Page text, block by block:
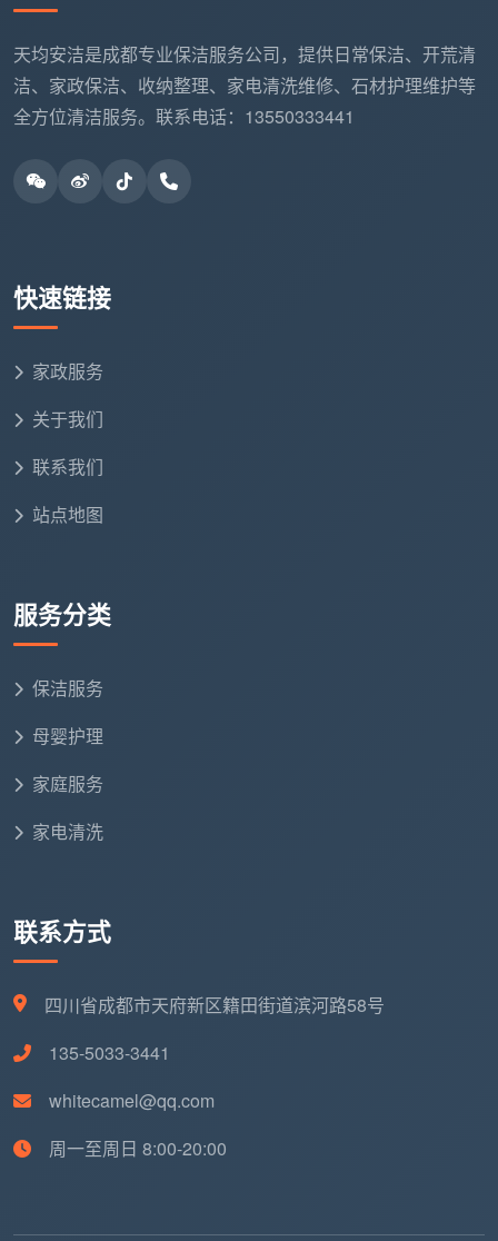
经不想在无数模糊报价里浪费时间了。天均安洁的预约
路径其实比打电话更直接：
在线预约：通过微信公众号或在线客服发送你的窗户
情况（拍几张窗户照片即可），说明所在区域和期望
锁定时间
窗确认，满意再付款
覆盖区域
侯、成华、高新、天府新区）及郫都区全域，擦窗服务
擦玻璃保洁服务电话
专业服务，你要做的只是发几张照片过来，剩下的，我
天均安洁是成都专业保洁服务公司，提供日常保洁、开荒清
洁、家政保洁、收纳整理、家电清洗维修、石材护理维护等
全方位清洁服务。联系电话：13550333441
快速链接
家政服务
关于我们
联系我们
站点地图
服务分类
保洁服务
母婴护理
家庭服务
家电清洗
联系方式
四川省成都市天府新区籍田街道滨河路58号
135-5033-3441
whitecamel@qq.com
周一至周日 8:00-20:00